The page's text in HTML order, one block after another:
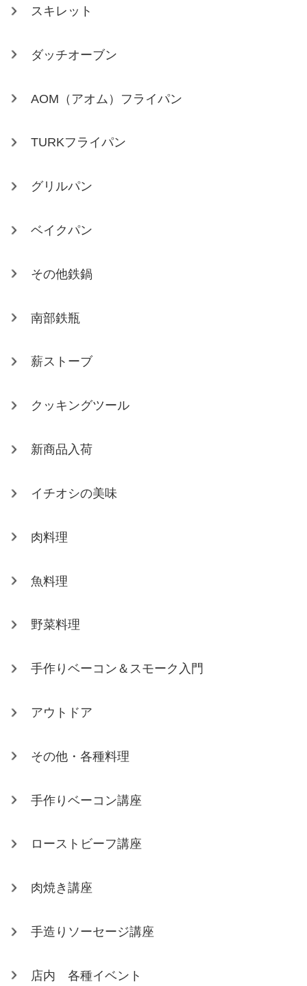
スキレット
ダッチオーブン
AOM（アオム）フライパン
TURKフライパン
グリルパン
ベイクパン
その他鉄鍋
南部鉄瓶
薪ストーブ
クッキングツール
新商品入荷
イチオシの美味
肉料理
魚料理
野菜料理
手作りベーコン＆スモーク入門
アウトドア
その他・各種料理
手作りベーコン講座
ローストビーフ講座
肉焼き講座
手造りソーセージ講座
店内 各種イベント